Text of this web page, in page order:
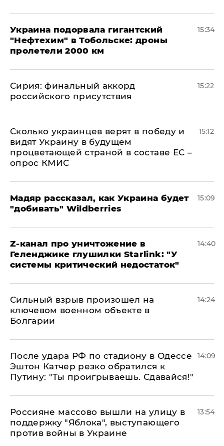
Украина подорвала гигантский
"Нефтехим" в Тобольске: дроны
пролетели 2000 км
15:34
​Сирия: финальный аккорд
российского присутствия
15:22
Сколько украинцев верят в победу и
видят Украину в будущем
процветающей страной в составе ЕС –
опрос КМИС
15:12
Мадяр рассказал, как Украина будет
"добивать" Wildberries
15:09
Z-канал про уничтожение в
Геленджике глушилки Starlink: "У
системы критический недостаток"
14:40
Сильный взрыв произошел на
ключевом военном объекте в
Болгарии
14:24
После удара РФ по стадиону в Одессе
Эштон Катчер резко обратился к
Путину: "Ты проигрываешь. Сдавайся!"
14:09
Россияне массово вышли на улицу в
поддержку "Яблока", выступающего
против войны в Украине
13:54